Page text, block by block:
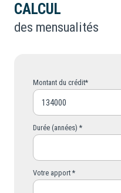
CALCUL
des mensualités
Montant du crédit*
Durée (années) *
Votre apport *